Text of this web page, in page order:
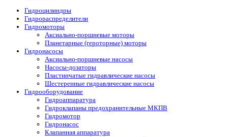
Гидроцилиндры
Гидрораспределители
Гидромоторы
Аксиально-поршневые моторы
Планетарные (героторные) моторы
Гидронасосы
Аксиально-поршневые насосы
Насосы-дозаторы
Пластинчатые гидравлические насосы
Шестеренные гидравлические насосы
Гидрооборудование
Гидроаппаратура
Гидроклапаны предохранительные МКПВ
Гидромотор
Гидронасос
Клапанная аппаратура